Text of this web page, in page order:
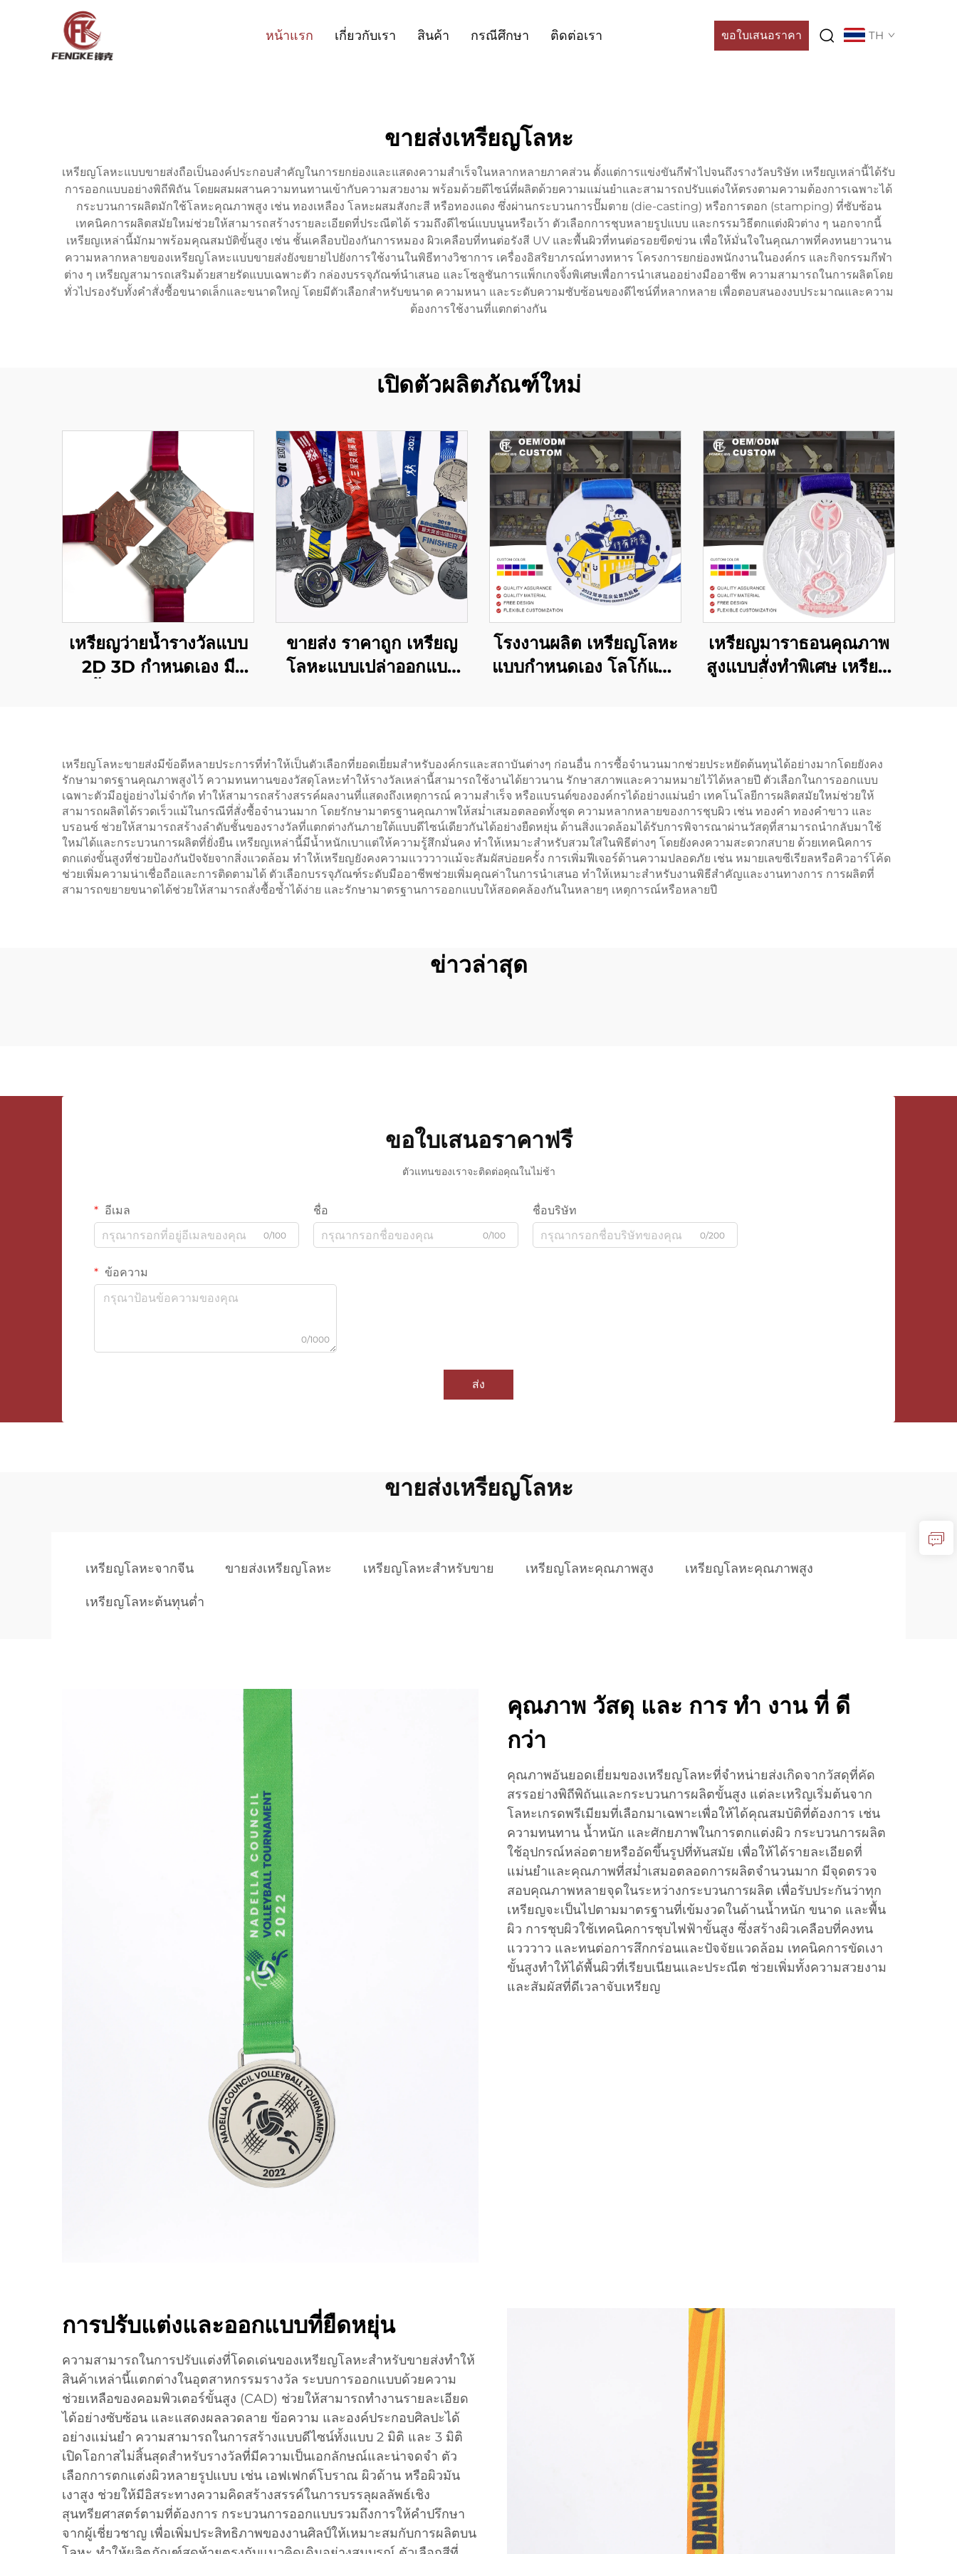
หน้าแรก เกี่ยวกับเรา สินค้า กรณีศึกษา ติดต่อเรา ขอใบเสนอราคา TH
ขายส่งเหรียญโลหะ
เหรียญโลหะแบบขายส่งถือเป็นองค์ประกอบสำคัญในการยกย่องและแสดงความสำเร็จในหลากหลายภาคส่วน ตั้งแต่การแข่งขันกีฬาไปจนถึงรางวัลบริษัท เหรียญเหล่านี้ได้รับ
การออกแบบอย่างพิถีพิถัน โดยผสมผสานความทนทานเข้ากับความสวยงาม พร้อมด้วยดีไซน์ที่ผลิตด้วยความแม่นยำและสามารถปรับแต่งให้ตรงตามความต้องการเฉพาะได้
กระบวนการผลิตมักใช้โลหะคุณภาพสูง เช่น ทองเหลือง โลหะผสมสังกะสี หรือทองแดง ซึ่งผ่านกระบวนการปั๊มตาย (die-casting) หรือการตอก (stamping) ที่ซับซ้อน
เทคนิคการผลิตสมัยใหม่ช่วยให้สามารถสร้างรายละเอียดที่ประณีตได้ รวมถึงดีไซน์แบบนูนหรือเว้า ตัวเลือกการชุบหลายรูปแบบ และกรรมวิธีตกแต่งผิวต่าง ๆ นอกจากนี้
เหรียญเหล่านี้มักมาพร้อมคุณสมบัติขั้นสูง เช่น ชั้นเคลือบป้องกันการหมอง ผิวเคลือบที่ทนต่อรังสี UV และพื้นผิวที่ทนต่อรอยขีดข่วน เพื่อให้มั่นใจในคุณภาพที่คงทนยาวนาน
ความหลากหลายของเหรียญโลหะแบบขายส่งยังขยายไปยังการใช้งานในพิธีทางวิชาการ เครื่องอิสริยาภรณ์ทางทหาร โครงการยกย่องพนักงานในองค์กร และกิจกรรมกีฬา
ต่าง ๆ เหรียญสามารถเสริมด้วยสายรัดแบบเฉพาะตัว กล่องบรรจุภัณฑ์นำเสนอ และโซลูชันการแพ็กเกจจิ้งพิเศษเพื่อการนำเสนออย่างมืออาชีพ ความสามารถในการผลิตโดย
ทั่วไปรองรับทั้งคำสั่งซื้อขนาดเล็กและขนาดใหญ่ โดยมีตัวเลือกสำหรับขนาด ความหนา และระดับความซับซ้อนของดีไซน์ที่หลากหลาย เพื่อตอบสนองงบประมาณและความ
ต้องการใช้งานที่แตกต่างกัน
เปิดตัวผลิตภัณฑ์ใหม่
เหรียญว่ายน้ำรางวัลแบบ
2D 3D กำหนดเอง มี
ขายส่ง ราคาถูก เหรียญ
โลหะแบบเปล่าออกแบบ
โลหะกีฬาแบบกำหนดเอง
โรงงานผลิต เหรียญโลหะ
แบบกำหนดเอง โลโก้แบบ
รางวัลสำหรับนักกีฬา
เหรียญมาราธอนคุณภาพ
สูงแบบสั่งทำพิเศษ เหรียญ
เหรียญโลหะขายส่งมีข้อดีหลายประการที่ทำให้เป็นตัวเลือกที่ยอดเยี่ยมสำหรับองค์กรและสถาบันต่างๆ ก่อนอื่น การซื้อจำนวนมากช่วยประหยัดต้นทุนได้อย่างมากโดยยังคง
รักษามาตรฐานคุณภาพสูงไว้ ความทนทานของวัสดุโลหะทำให้รางวัลเหล่านี้สามารถใช้งานได้ยาวนาน รักษาสภาพและความหมายไว้ได้หลายปี ตัวเลือกในการออกแบบ
เฉพาะตัวมีอยู่อย่างไม่จำกัด ทำให้สามารถสร้างสรรค์ผลงานที่แสดงถึงเหตุการณ์ ความสำเร็จ หรือแบรนด์ขององค์กรได้อย่างแม่นยำ เทคโนโลยีการผลิตสมัยใหม่ช่วยให้
สามารถผลิตได้รวดเร็วแม้ในกรณีที่สั่งซื้อจำนวนมาก โดยรักษามาตรฐานคุณภาพให้สม่ำเสมอตลอดทั้งชุด ความหลากหลายของการชุบผิว เช่น ทองคำ ทองคำขาว และ
บรอนซ์ ช่วยให้สามารถสร้างลำดับชั้นของรางวัลที่แตกต่างกันภายใต้แบบดีไซน์เดียวกันได้อย่างยืดหยุ่น ด้านสิ่งแวดล้อมได้รับการพิจารณาผ่านวัสดุที่สามารถนำกลับมาใช้
ใหม่ได้และกระบวนการผลิตที่ยั่งยืน เหรียญเหล่านี้มีน้ำหนักเบาแต่ให้ความรู้สึกมั่นคง ทำให้เหมาะสำหรับสวมใส่ในพิธีต่างๆ โดยยังคงความสะดวกสบาย ด้วยเทคนิคการ
ตกแต่งขั้นสูงที่ช่วยป้องกันปัจจัยจากสิ่งแวดล้อม ทำให้เหรียญยังคงความแวววาวแม้จะสัมผัสบ่อยครั้ง การเพิ่มฟีเจอร์ด้านความปลอดภัย เช่น หมายเลขซีเรียลหรือคิวอาร์โค้ด
ช่วยเพิ่มความน่าเชื่อถือและการติดตามได้ ตัวเลือกบรรจุภัณฑ์ระดับมืออาชีพช่วยเพิ่มคุณค่าในการนำเสนอ ทำให้เหมาะสำหรับงานพิธีสำคัญและงานทางการ การผลิตที่
สามารถขยายขนาดได้ช่วยให้สามารถสั่งซื้อซ้ำได้ง่าย และรักษามาตรฐานการออกแบบให้สอดคล้องกันในหลายๆ เหตุการณ์หรือหลายปี
ข่าวล่าสุด
ขอใบเสนอราคาฟรี
ตัวแทนของเราจะติดต่อคุณในไม่ช้า
อีเมล
0/100
ชื่อ
0/100
ชื่อบริษัท
0/200
ข้อความ
0/1000
ส่ง
ขายส่งเหรียญโลหะ
เหรียญโลหะจากจีน ขายส่งเหรียญโลหะ เหรียญโลหะสำหรับขาย เหรียญโลหะคุณภาพสูง เหรียญโลหะคุณภาพสูง
เหรียญโลหะต้นทุนต่ำ
คุณภาพ วัสดุ และ การ ทํา งาน ที่ ดี
กว่า
คุณภาพอันยอดเยี่ยมของเหรียญโลหะที่จำหน่ายส่งเกิดจากวัสดุที่คัด
สรรอย่างพิถีพิถันและกระบวนการผลิตขั้นสูง แต่ละเหริญเริ่มต้นจาก
โลหะเกรดพรีเมียมที่เลือกมาเฉพาะเพื่อให้ได้คุณสมบัติที่ต้องการ เช่น
ความทนทาน น้ำหนัก และศักยภาพในการตกแต่งผิว กระบวนการผลิต
ใช้อุปกรณ์หล่อตายหรืออัดขึ้นรูปที่ทันสมัย เพื่อให้ได้รายละเอียดที่
แม่นยำและคุณภาพที่สม่ำเสมอตลอดการผลิตจำนวนมาก มีจุดตรวจ
สอบคุณภาพหลายจุดในระหว่างกระบวนการผลิต เพื่อรับประกันว่าทุก
เหรียญจะเป็นไปตามมาตรฐานที่เข้มงวดในด้านน้ำหนัก ขนาด และพื้น
ผิว การชุบผิวใช้เทคนิคการชุบไฟฟ้าขั้นสูง ซึ่งสร้างผิวเคลือบที่คงทน
แวววาว และทนต่อการสึกกร่อนและปัจจัยแวดล้อม เทคนิคการขัดเงา
ขั้นสูงทำให้ได้พื้นผิวที่เรียบเนียนและประณีต ช่วยเพิ่มทั้งความสวยงาม
และสัมผัสที่ดีเวลาจับเหรียญ
การปรับแต่งและออกแบบที่ยืดหยุ่น
ความสามารถในการปรับแต่งที่โดดเด่นของเหรียญโลหะสำหรับขายส่งทำให้
สินค้าเหล่านี้แตกต่างในอุตสาหกรรมรางวัล ระบบการออกแบบด้วยความ
ช่วยเหลือของคอมพิวเตอร์ขั้นสูง (CAD) ช่วยให้สามารถทำงานรายละเอียด
ได้อย่างซับซ้อน และแสดงผลลวดลาย ข้อความ และองค์ประกอบศิลปะได้
อย่างแม่นยำ ความสามารถในการสร้างแบบดีไซน์ทั้งแบบ 2 มิติ และ 3 มิติ
เปิดโอกาสไม่สิ้นสุดสำหรับรางวัลที่มีความเป็นเอกลักษณ์และน่าจดจำ ตัว
เลือกการตกแต่งผิวหลายรูปแบบ เช่น เอฟเฟกต์โบราณ ผิวด้าน หรือผิวมัน
เงาสูง ช่วยให้มีอิสระทางความคิดสร้างสรรค์ในการบรรลุผลลัพธ์เชิง
สุนทรียศาสตร์ตามที่ต้องการ กระบวนการออกแบบรวมถึงการให้คำปรึกษา
จากผู้เชี่ยวชาญ เพื่อเพิ่มประสิทธิภาพของงานศิลป์ให้เหมาะสมกับการผลิตบน